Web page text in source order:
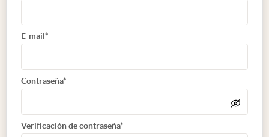
E-mail*
Contraseña*
Verificación de contraseña*